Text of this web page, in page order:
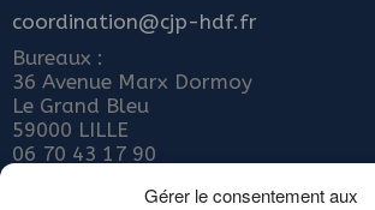
Gérer le consentement aux
coordination@cjp-hdf.fr
Bureaux :
36 Avenue Marx Dormoy
Le Grand Bleu
59000 LILLE
06 70 43 17 90